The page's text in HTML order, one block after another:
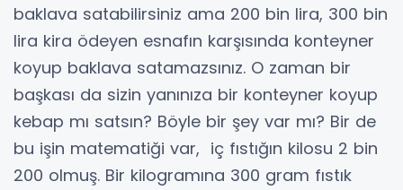
baklava satabilirsiniz ama 200 bin lira, 300 bin
lira kira ödeyen esnafın karşısında konteyner
koyup baklava satamazsınız. O zaman bir
başkası da sizin yanınıza bir konteyner koyup
kebap mı satsın? Böyle bir şey var mı? Bir de
bu işin matematiği var, iç fıstığın kilosu 2 bin
200 olmuş. Bir kilogramına 300 gram fıstık